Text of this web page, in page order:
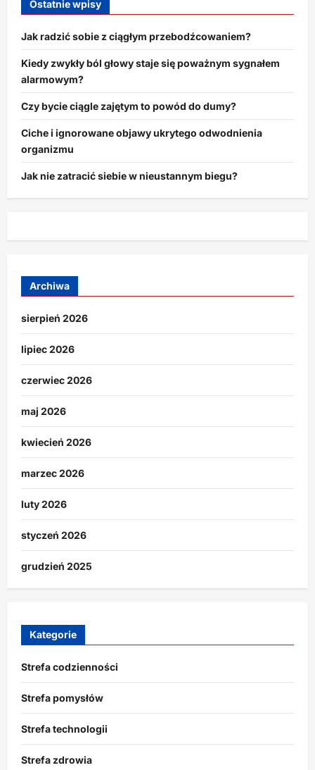
Ostatnie wpisy
Jak radzić sobie z ciągłym przebodźcowaniem?
Kiedy zwykły ból głowy staje się poważnym sygnałem
alarmowym?
Czy bycie ciągle zajętym to powód do dumy?
Ciche i ignorowane objawy ukrytego odwodnienia
organizmu
Jak nie zatracić siebie w nieustannym biegu?
Archiwa
sierpień 2026
lipiec 2026
czerwiec 2026
maj 2026
kwiecień 2026
marzec 2026
luty 2026
styczeń 2026
grudzień 2025
Kategorie
Strefa codzienności
Strefa pomysłów
Strefa technologii
Strefa zdrowia